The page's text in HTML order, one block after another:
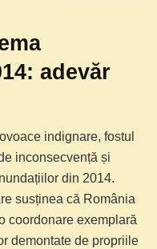
adevăr
indignare, fostul
inconsecvență și
din 2014.
susținea că România
coordonare exemplară
demontate de propriile